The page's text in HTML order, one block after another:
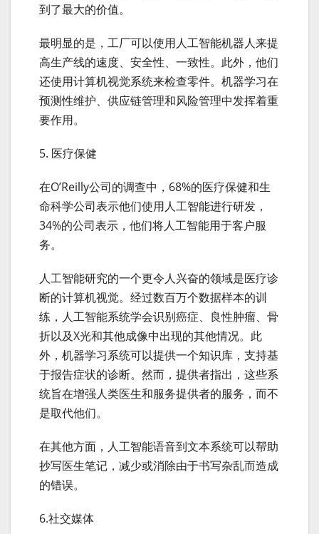
到了最大的价值。
最明显的是，工厂可以使用人工智能机器人来提
高生产线的速度、安全性、一致性。此外，他们
还使用计算机视觉系统来检查零件。机器学习在
预测性维护、供应链管理和风险管理中发挥着重
要作用。
5. 医疗保健
在O’Reilly公司的调查中，68%的医疗保健和生
命科学公司表示他们使用人工智能进行研发，
34%的公司表示，他们将人工智能用于客户服
务。
人工智能研究的一个更令人兴奋的领域是医疗诊
断的计算机视觉。经过数百万个数据样本的训
练，人工智能系统学会识别癌症、良性肿瘤、骨
折以及X光和其他成像中出现的其他情况。此
外，机器学习系统可以提供一个知识库，支持基
于报告症状的诊断。然而，提供者指出，这些系
统旨在增强人类医生和服务提供者的服务，而不
是取代他们。
在其他方面，人工智能语音到文本系统可以帮助
抄写医生笔记，减少或消除由于书写杂乱而造成
的错误。
6.社交媒体